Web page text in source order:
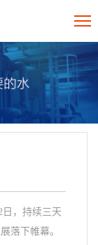
日，持续三天
落下帷幕。